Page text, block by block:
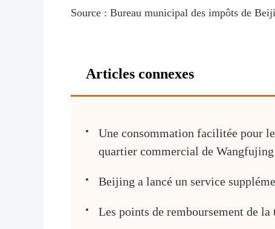
Source : Bureau municipal des impôts de
Articles connexes
Une consommation facilitée pour
quartier commercial de Wangfujing
Beijing a lancé un service
Les points de remboursement de